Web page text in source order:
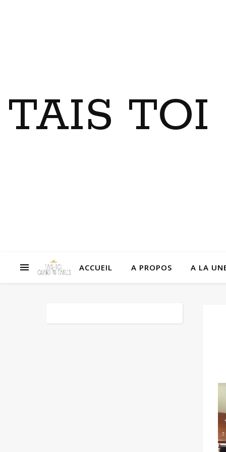
TAIS TOI
ACCUEIL A PROPOS A LA